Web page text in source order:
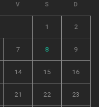
V S D
1 2
7 8 9
14 15 16
21 22 23